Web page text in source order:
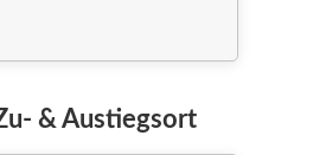
& Austiegsort